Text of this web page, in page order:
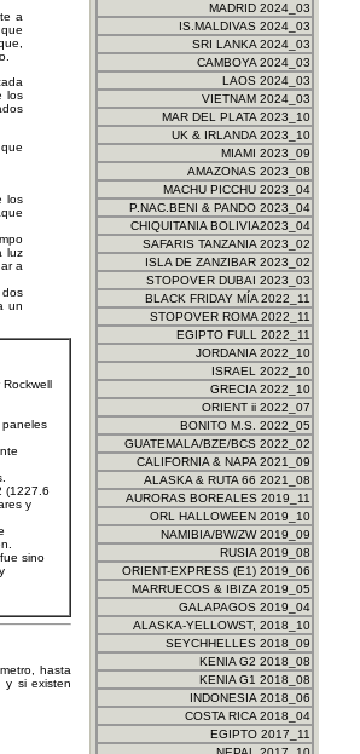
a
los
los
luz
a
un
paneles
(1227.6
y
sino
hasta
y si existen
MADRID 2024_03
IS.MALDIVAS 2024_03
SRI LANKA 2024_03
CAMBOYA 2024_03
LAOS 2024_03
VIETNAM 2024_03
MAR DEL PLATA 2023_10
UK & IRLANDA 2023_10
MIAMI 2023_09
AMAZONAS 2023_08
MACHU PICCHU 2023_04
P.NAC.BENI & PANDO 2023_04
CHIQUITANIA BOLIVIA2023_04
SAFARIS TANZANIA 2023_02
ISLA DE ZANZIBAR 2023_02
STOPOVER DUBAI 2023_03
BLACK FRIDAY MÍA 2022_11
STOPOVER ROMA 2022_11
EGIPTO FULL 2022_11
JORDANIA 2022_10
ISRAEL 2022_10
GRECIA 2022_10
ORIENT ii 2022_07
BONITO M.S. 2022_05
GUATEMALA/BZE/BCS 2022_02
CALIFORNIA & NAPA 2021_09
ALASKA & RUTA 66 2021_08
AURORAS BOREALES 2019_11
ORL HALLOWEEN 2019_10
NAMIBIA/BW/ZW 2019_09
RUSIA 2019_08
ORIENT-EXPRESS (E1) 2019_06
MARRUECOS & IBIZA 2019_05
GALAPAGOS 2019_04
ALASKA-YELLOWST, 2018_10
SEYCHHELLES 2018_09
KENIA G2 2018_08
KENIA G1 2018_08
INDONESIA 2018_06
COSTA RICA 2018_04
EGIPTO 2017_11